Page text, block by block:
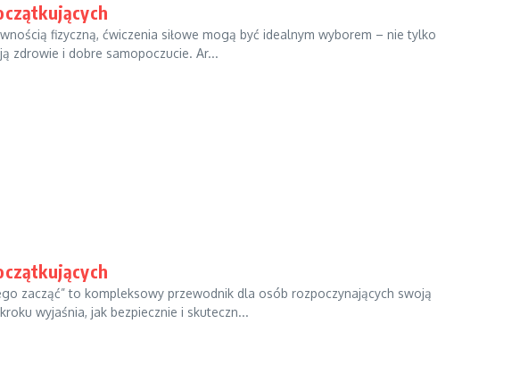
fizyczną, ćwiczenia siłowe mogą być idealnym wyborem – nie tylko
zdrowie i dobre samopoczucie. Ar...
zacząć” to kompleksowy przewodnik dla osób rozpoczynających swoją
wyjaśnia, jak bezpiecznie i skuteczn...